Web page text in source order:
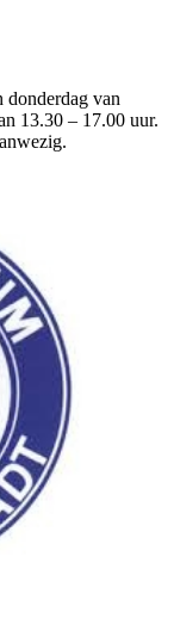
donderdag van
13.30 – 17.00 uur.